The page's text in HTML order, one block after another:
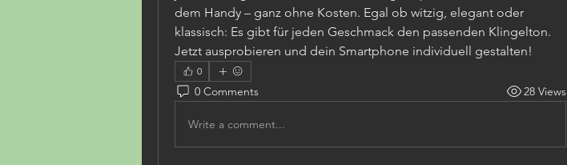
dem Handy – ganz ohne Kosten. Egal ob witzig, elegant oder
klassisch: Es gibt für jeden Geschmack den passenden Klingelton.
Jetzt ausprobieren und dein Smartphone individuell gestalten!
0
0 Comments 28 Views
Write a comment...